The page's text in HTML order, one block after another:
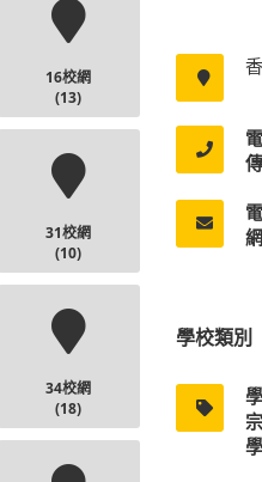
學校類別
16校網
(13)
31校網
(10)
34校網
(18)